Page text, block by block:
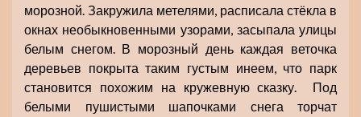
морозной. Закружила метелями, расписала стёкла в
окнах необыкновенными узорами, засыпала улицы
белым снегом. В морозный день каждая веточка
деревьев покрыта таким густым инеем, что парк
становится похожим на кружевную сказку. Под
белыми пушистыми шапочками снега торчат